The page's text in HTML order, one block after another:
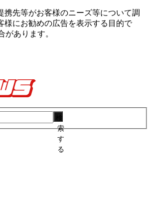
携先等がお客様のニーズ等について調
様にお勧めの広告を表⽰する⽬的で
があります。
索
す
る